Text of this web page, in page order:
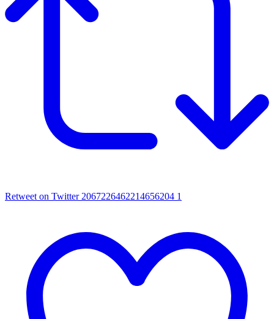
Retweet on Twitter 2067226462214656204 1